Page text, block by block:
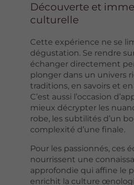
Découverte et
culturelle
Cette expérience ne se
dégustation. Se rendre
échanger directement
plonger dans un univers
traditions, en savoirs et
C’est aussi l’occasion
mieux décrypter les
robe, les subtilités d’un
complexité d’une finale.
Pour les passionnés, ces
nourrissent une
approfondie qui affine le
enrichit la culture